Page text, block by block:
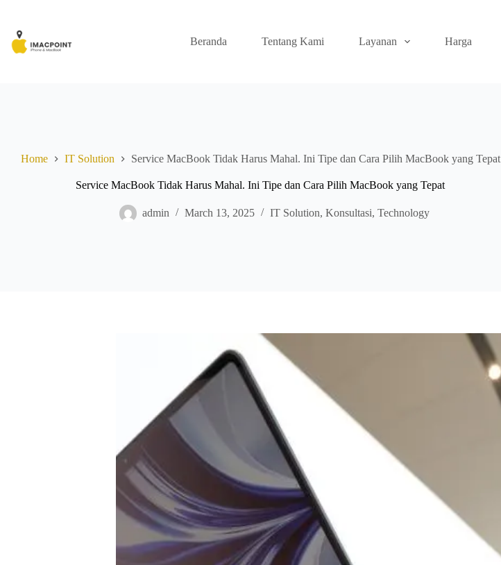
content
Beranda
Tentang Kami Layanan Harga
Home IT Solution Service MacBook Tidak Harus Mahal. Ini Tipe dan Cara Pilih MacBook yang Tepat
Service MacBook Tidak Harus Mahal. Ini Tipe dan Cara Pilih MacBook yang Tepat
admin March 13, 2025 IT Solution, Konsultasi, Technology